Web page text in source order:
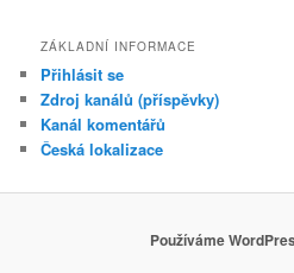
ZÁKLADNÍ INFORMACE
Přihlásit se
Zdroj kanálů (příspěvky)
Kanál komentářů
Česká lokalizace
Používáme